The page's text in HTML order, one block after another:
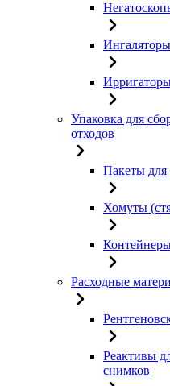
Ингаляторы
Упаковка для
отходов
Пакеты для
Хомуты
Расходные
Реактивы
снимков